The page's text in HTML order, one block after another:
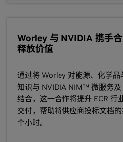
Worley 与 NVIDIA 携手
释放价值
通过将 Worley 对能源、化学品
知识与 NVIDIA NIM™ 微服务
结合，这一合作将提升 ECR 行
交付，帮助将供应商投标文档
个小时。